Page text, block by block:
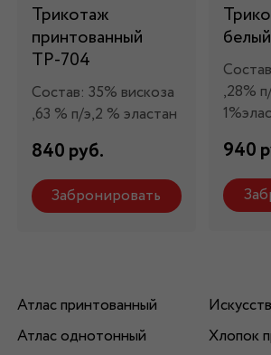
Трикотаж
принтованный
ТР-704
Состав: 35% вискоза
,63 % п/э,2 % эластан
840 руб.
Забронировать
,28%
940
Атлас принтованный
Атлас однотонный
Хлопок